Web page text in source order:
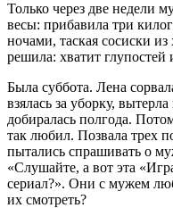
Только через две недели
весы: прибавила три
ночами, таская сосиски
решила: хватит глупостей
Была суббота. Лена
взялась за уборку,
добиралась полгода.
так любил. Позвала трех
пытались спрашивать о
«Слушайте, а вот эта
сериал?». Они с мужем
их смотреть?